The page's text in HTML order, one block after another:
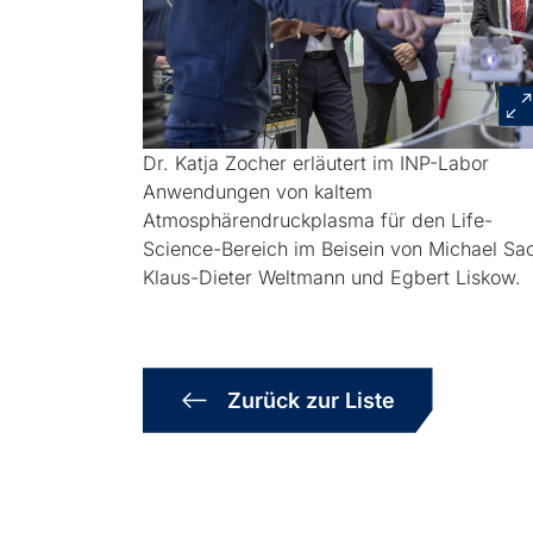
Dr. Katja Zocher erläutert im INP-Labor
Anwendungen von kaltem
Atmosphärendruckplasma für den Life-
Science-Bereich im Beisein von Michael
Klaus-Dieter Weltmann und Egbert Liskow.
Zurück zur Liste